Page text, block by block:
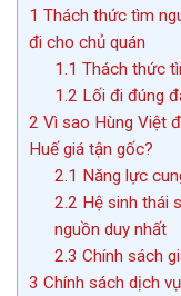
1 Thách thức tìm
đi cho chủ quán
1.1 Thách thức
1.2 Lối đi đúng
2 Vì sao Hùng Việt
Huế giá tận gốc?
2.1 Năng lực
2.2 Hệ sinh thái
nguồn duy nhất
2.3 Chính sách
3 Chính sách dịch